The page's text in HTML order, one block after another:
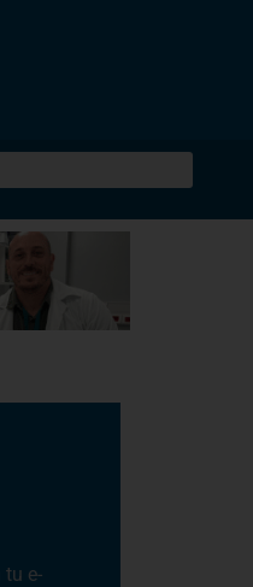
tu e-